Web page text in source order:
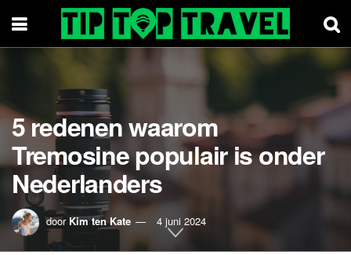
5 redenen waarom
Tremosine populair is onder
Nederlanders
door Kim ten Kate 4 juni 2024